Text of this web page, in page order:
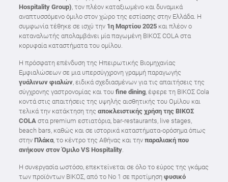
Hospitality Group), τον πλέον καταξιωμένο και δυναμικά
αναπτυσσόμενο όμιλο στον χώρο της εστίασης στην Ελλάδα. Η
συμφωνία τέθηκε σε ισχύ την 1η Μαρτίου 2025 και πλέον ο
καταναλωτής απολαμβάνει μία παγωμένη ΒΙΚΟΣ COLA στα
κορυφαία καταστήματα του ομίλου.
Η πρόσφατη επένδυση της Ηπειρωτικής Βιομηχανίας
Εμφιαλώσεων σε μια υπερσύγχρονη γραμμή παραγωγής
γυάλινων φιαλών, ειδικά σχεδιασμένων για τις απαιτήσεις της
σύγχρονης γαστρονομίας και του fine dining, έφερε τη ΒΙΚΟΣ Cola
κοντά στις απαιτήσεις της υψηλής αισθητικής του Ομίλου και
τελικά την κατάκτηση της αποκλειστικής χρήση της ΒΙΚΟΣ
COLAστα premium εστιατόρια, bar-restaurants, live stages,
beach bars, καθώς και σε ιστορικά καταστήματα-ορόσημα όπως
στην Πλάκα, το κέντρο της Αθήνας και την παραλιακή που
ανήκουν στον Όμιλο VS Hospitality.
Η συνεργασία ωστόσο, επεκτείνεται σε όλο το εύρος της γκάμας
των προϊόντων ΒΙΚΟΣ, από το Νο 1 σε προτίμηση φυσικό